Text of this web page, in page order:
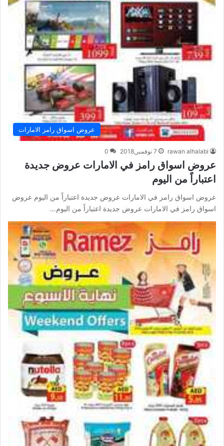
عروض اسواق رامز الامارات
rawan alhalabi 7 نوفمبر,2018 0
عروض اسواق رامز في الامارات عروض جديدة
اعتباراً من اليوم
عروض اسواق رامز في الامارات عروض جديدة اعتباراً من اليوم عروض
اسواق رامز في الامارات عروض جديدة اعتباراً من اليوم…